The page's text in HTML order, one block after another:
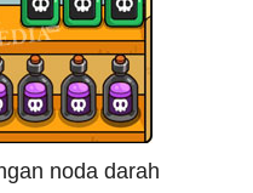
noda darah